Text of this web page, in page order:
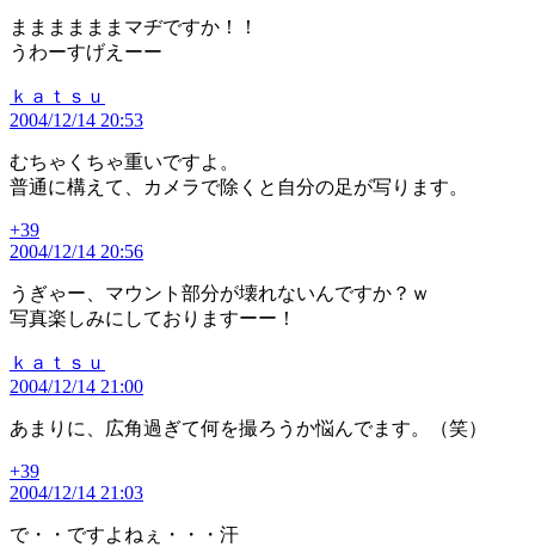
ままままままマヂですか！！
うわーすげえーー
ｋａｔｓｕ
発
2004/12/14 20:53
むちゃくちゃ重いですよ。
普通に構えて、カメラで除くと自分の足が写ります。
+39の
発
2004/12/14 20:56
うぎゃー、マウント部分が壊れないんですか？ｗ
写真楽しみにしておりますーー！
ｋａｔｓｕ
発
2004/12/14 21:00
あまりに、広角過ぎて何を撮ろうか悩んでます。（笑）
+39の
発
2004/12/14 21:03
で・・ですよねぇ・・・汗